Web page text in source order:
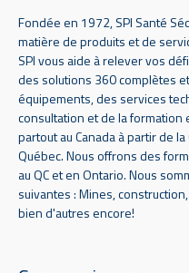
Fondée en 1972, SPI Santé
matière de produits et de
SPI vous aide à relever vos
des solutions 360 complètes
équipements, des services
consultation et de la formation
partout au Canada à partir de
Québec. Nous offrons des
au QC et en Ontario. Nous
suivantes : Mines,
bien d'autres encore!